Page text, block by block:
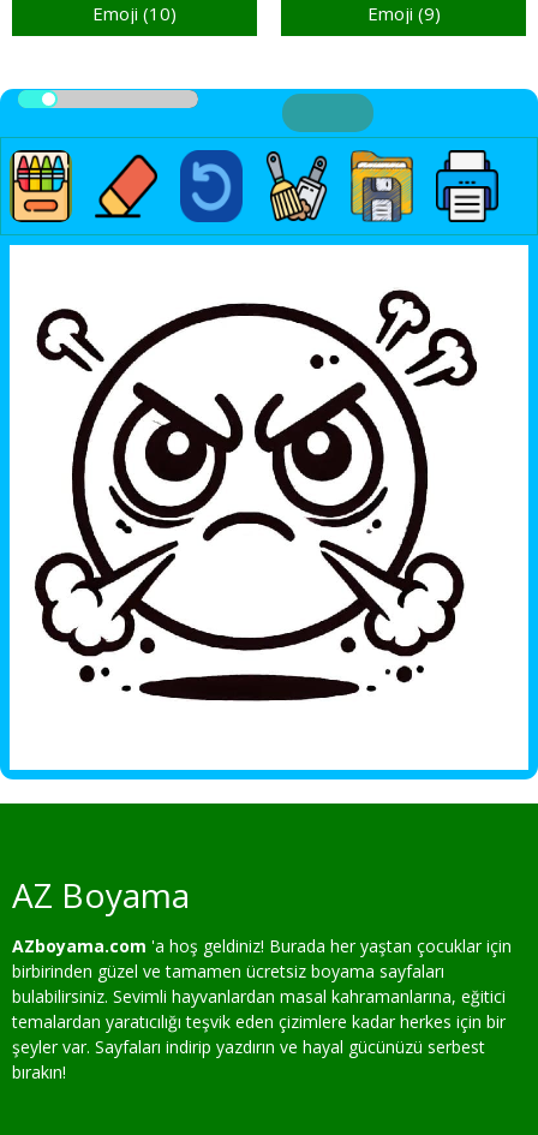
Emoji (10) Emoji (9)
AZ Boyama
AZboyama.com 'a hoş geldiniz! Burada her yaştan çocuklar için
birbirinden güzel ve tamamen ücretsiz boyama sayfaları
bulabilirsiniz. Sevimli hayvanlardan masal kahramanlarına, eğitici
temalardan yaratıcılığı teşvik eden çizimlere kadar herkes için bir
şeyler var. Sayfaları indirip yazdırın ve hayal gücünüzü serbest
bırakın!